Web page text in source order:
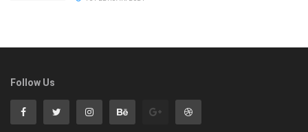
Follow Us